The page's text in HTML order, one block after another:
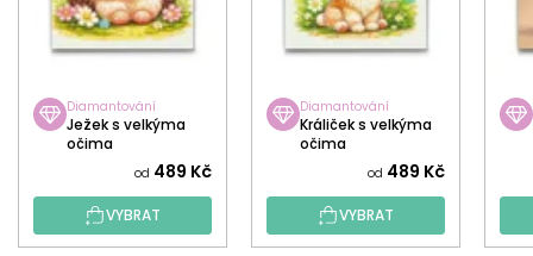
Diamantování
Ježek s velkýma
očima
od 489 Kč
VYBRAT
Diamantování
Králiček s velkýma
očima
od 489 Kč
VYBRAT